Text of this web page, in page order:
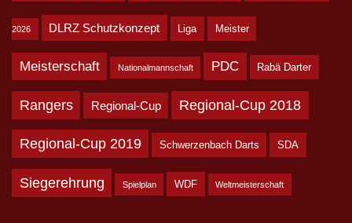
2026 DLRZ Schutzkonzept Liga Meister
Meisterschaft Nationalmannschaft PDC Rabä Darter
Rangers Regional-Cup Regional-Cup 2018
Regional-Cup 2019 Schwerzenbach Darts SDA
Siegerehrung Spielplan WDF Weltmeisterschaft